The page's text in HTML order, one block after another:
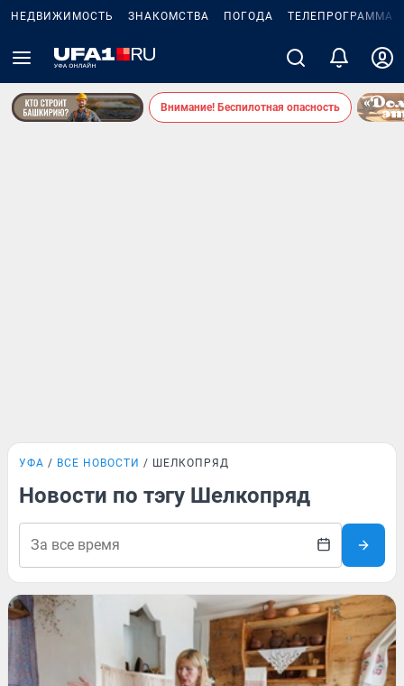
НЕДВИЖИМОСТЬ ЗНАКОМСТВА ПОГОДА ТЕЛЕПРОГРАММА
Внимание! Беспилотная опасность
УФА ВСЕ НОВОСТИ ШЕЛКОПРЯД
Новости по тэгу Шелкопряд